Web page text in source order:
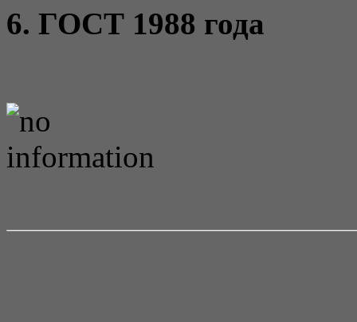
6. ГОСТ 1988 года